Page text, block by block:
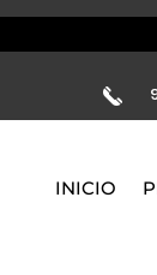
INICIO